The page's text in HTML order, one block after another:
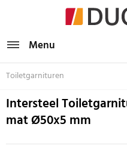
Menu
Toiletgarnituren
Intersteel
mat Ø50x5 mm